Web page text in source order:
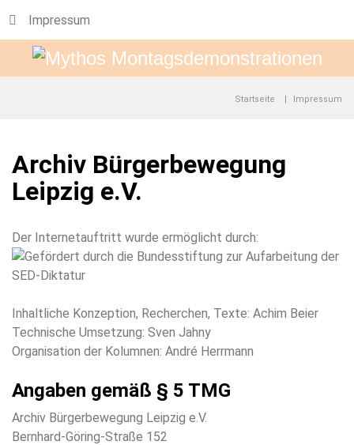
Impressum
Startseite Impressum
Archiv Bürgerbewegung
Leipzig e.V.
Der Internetauftritt wurde ermöglicht durch:
Inhaltliche Konzeption, Recherchen, Texte: Achim Beier
Technische Umsetzung: Sven Jahny
Organisation der Kolumnen: André Herrmann
Angaben gemäß § 5 TMG
Archiv Bürgerbewegung Leipzig e.V.
Bernhard-Göring-Straße 152